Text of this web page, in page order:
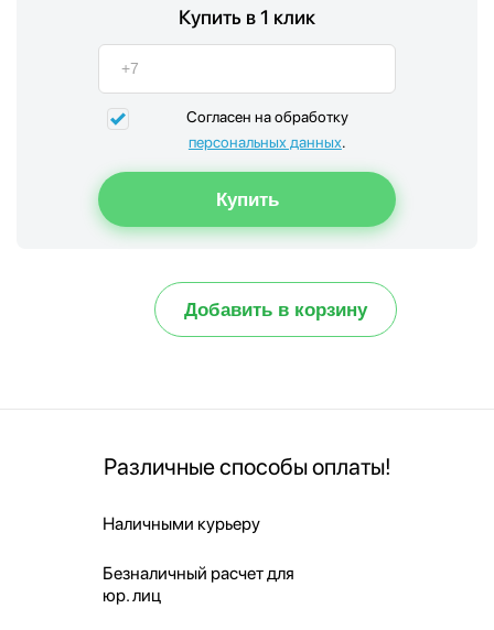
Купить в 1 клик
Согласен на обработку
персональных данных.
Добавить в корзину
Различные способы оплаты!
Наличными курьеру
Безналичный расчет для
юр. лиц